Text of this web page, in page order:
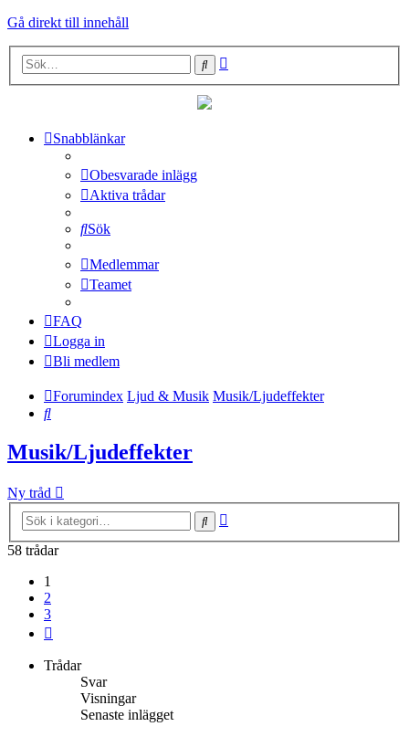
Gå direkt till innehåll
Sök
Snabblänkar
Obesvarade inlägg
Aktiva trådar
Sök
Medlemmar
Teamet
FAQ
Logga in
Bli medlem
Forumindex Ljud & Musik Musik/Ljudeffekter
Sök
Musik/Ljudeffekter
Ny tråd
Sök
58 trådar
1
2
3
Trådar
Svar
Visningar
Senaste inlägget